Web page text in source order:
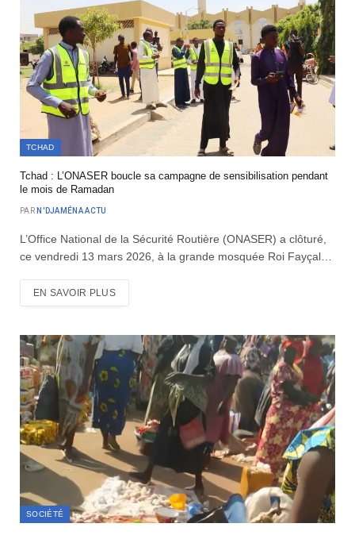
TCHAD
Tchad : L’ONASER boucle sa campagne de sensibilisation pendant
le mois de Ramadan
PAR N'DJAMÉNA ACTU
L’Office National de la Sécurité Routière (ONASER) a clôturé,
ce vendredi 13 mars 2026, à la grande mosquée Roi Fayçal…
EN SAVOIR PLUS
SOCIÉTÉ